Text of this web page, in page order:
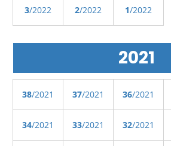
3/2022 2/2022 1/2022
2021
38/2021 37/2021 36/2021
34/2021 33/2021 32/2021